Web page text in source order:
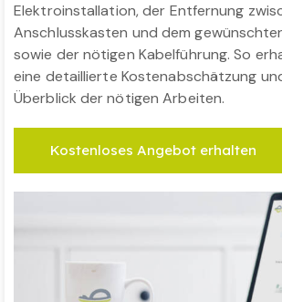
Elektroinstallation, der Entfernung
Anschlusskasten und dem
sowie der nötigen Kabelführung. So
eine detaillierte Kostenabschätzung
Überblick der nötigen Arbeiten.
Kostenloses Angebot erhalten